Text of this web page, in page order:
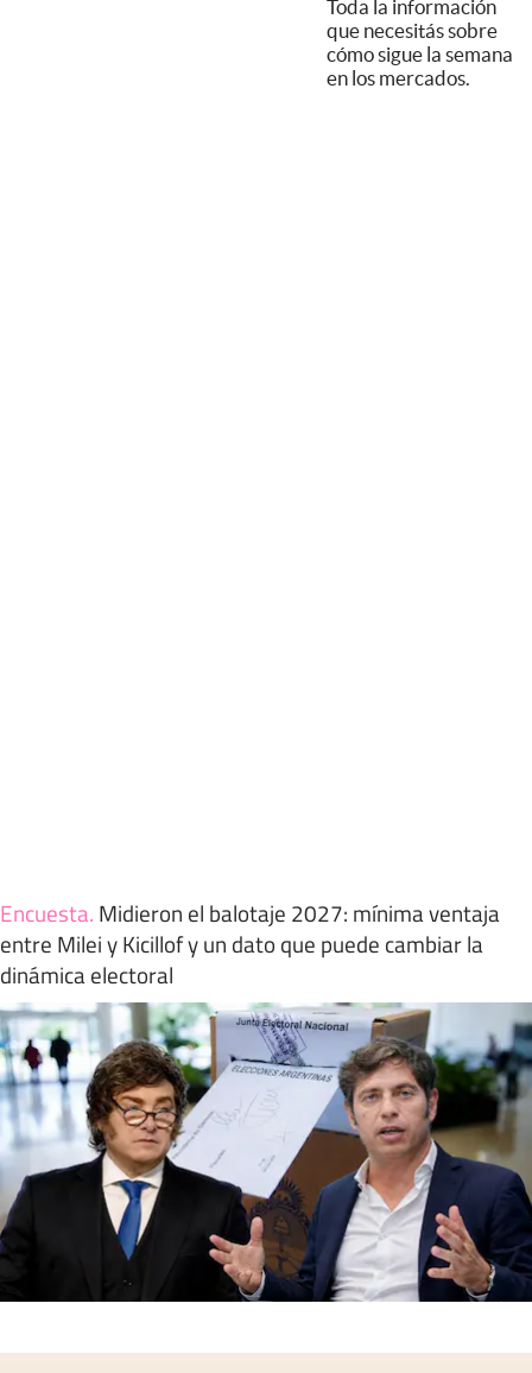
Toda la información
que necesitás sobre
cómo sigue la semana
en los mercados.
Encuesta. Midieron el balotaje 2027: mínima ventaja
entre Milei y Kicillof y un dato que puede cambiar la
dinámica electoral